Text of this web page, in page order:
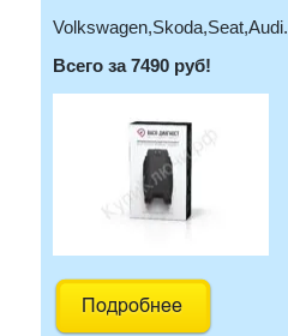
Volkswagen,Skoda,Seat,Audi.
Всего за 7490 руб!